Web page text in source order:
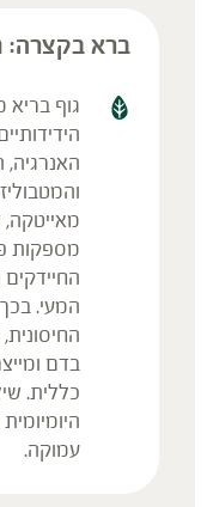
ברא בקצרה:
גוף בריא
מאייטקה,
מספקות
המעי.
בדם
כללית.
עמוקה.